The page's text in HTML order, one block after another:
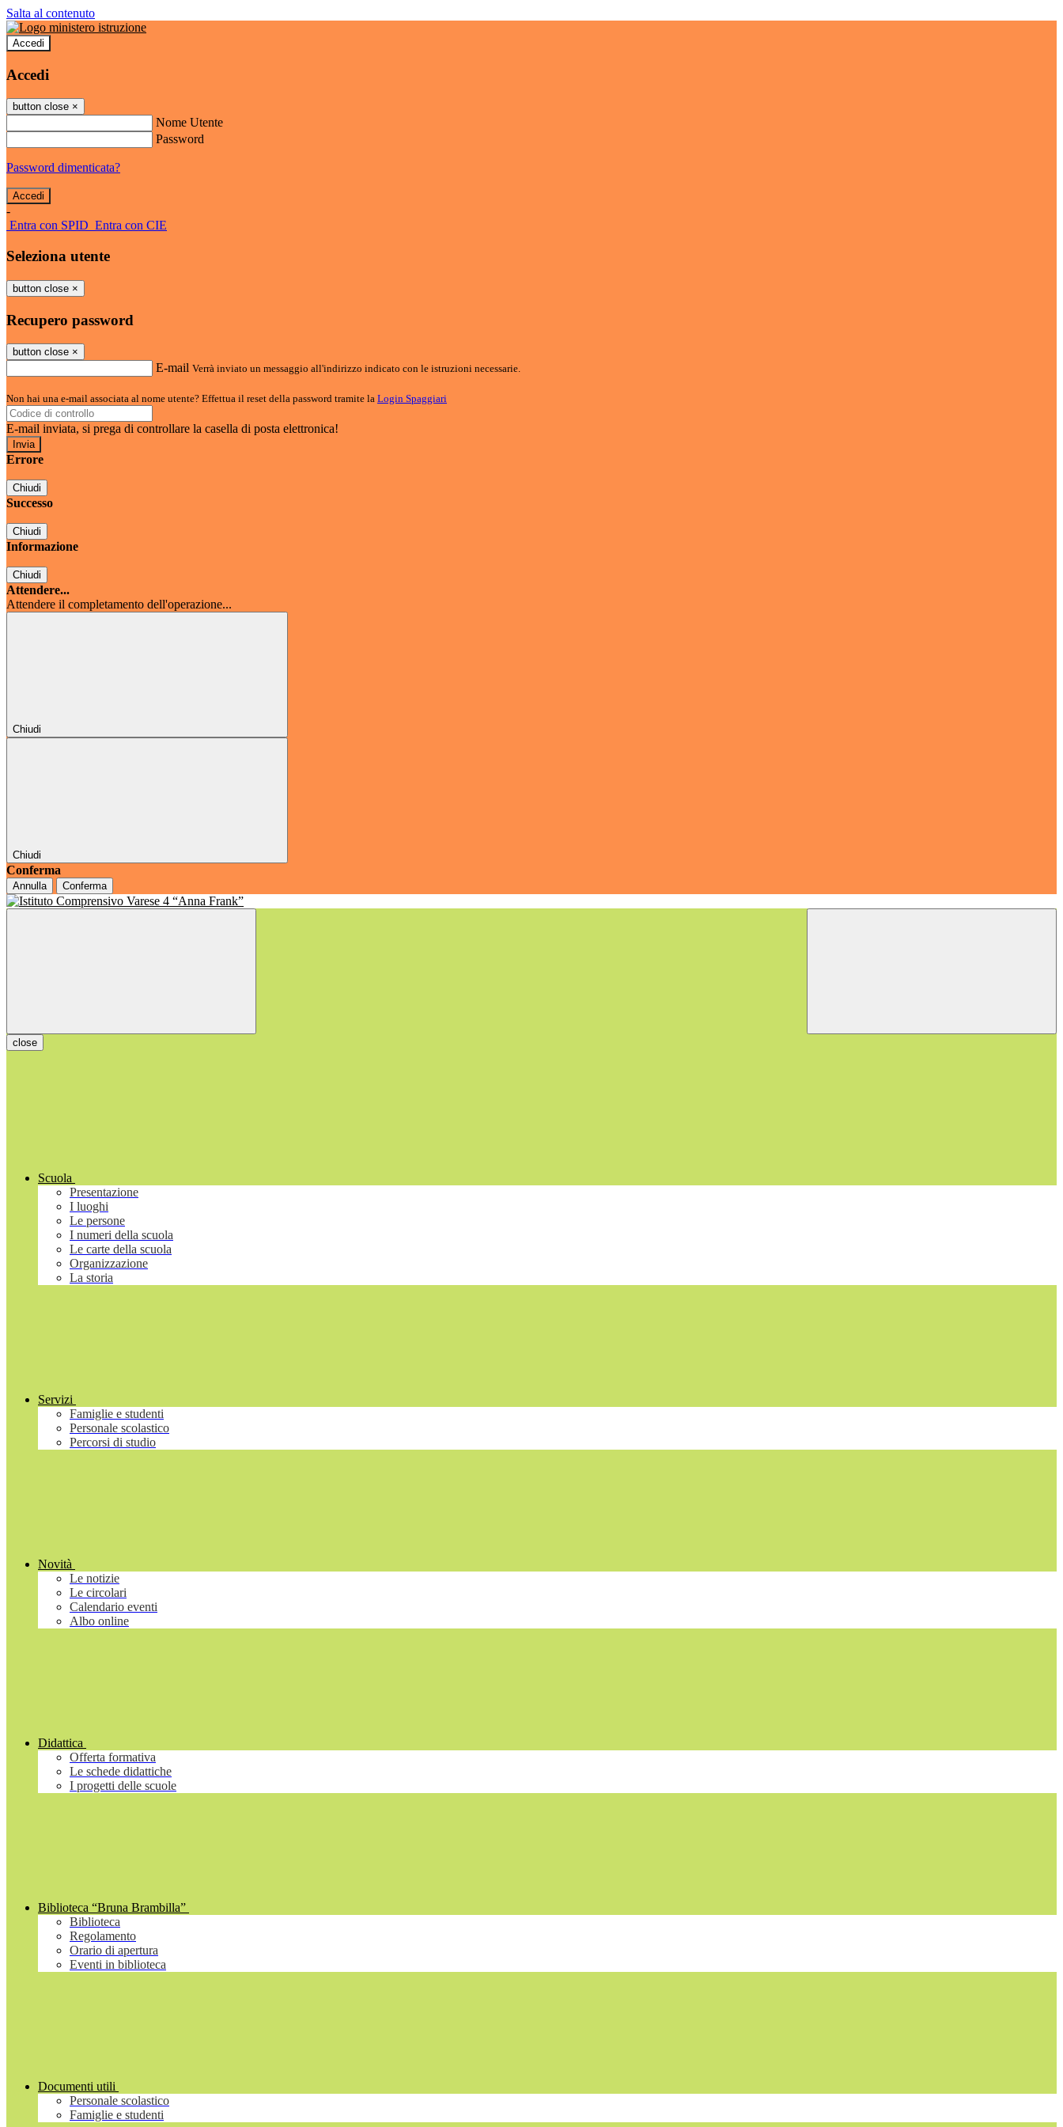
Salta al contenuto
Accedi
Accedi
button close ×
Nome Utente
Password
Password dimenticata?
-
Entra con SPID Entra con CIE
Seleziona utente
button close ×
Recupero password
button close ×
E-mail Verrà inviato un messaggio all'indirizzo indicato con le istruzioni necessarie.
Non hai una e-mail associata al nome utente? Effettua il reset della password tramite la Login Spaggiari
E-mail inviata, si prega di controllare la casella di posta elettronica!
Errore
Chiudi
Successo
Chiudi
Informazione
Chiudi
Attendere...
Attendere il completamento dell'operazione...
Chiudi
Chiudi
Conferma
Annulla Conferma
close
Scuola
Presentazione
I luoghi
Le persone
I numeri della scuola
Le carte della scuola
Organizzazione
La storia
Servizi
Famiglie e studenti
Personale scolastico
Percorsi di studio
Novità
Le notizie
Le circolari
Calendario eventi
Albo online
Didattica
Offerta formativa
Le schede didattiche
I progetti delle scuole
Biblioteca “Bruna Brambilla”
Biblioteca
Regolamento
Orario di apertura
Eventi in biblioteca
Documenti utili
Personale scolastico
Famiglie e studenti